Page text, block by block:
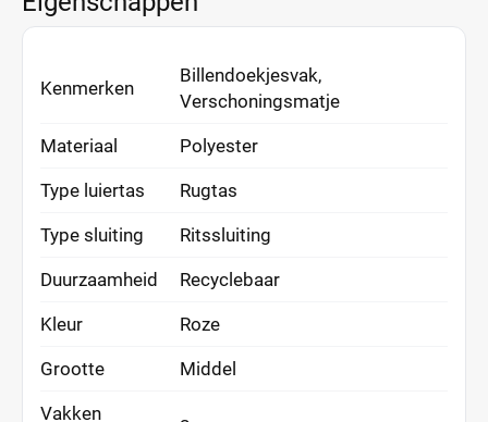
Kenmerken
Billendoekjesvak,
Verschoningsmatje
Materiaal Polyester
Type luiertas Rugtas
Type sluiting Ritssluiting
Duurzaamheid Recyclebaar
Kleur Roze
Grootte Middel
Vakken